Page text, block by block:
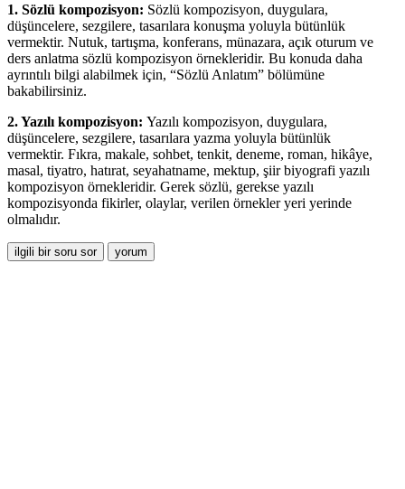
1. Sözlü kompozisyon: Sözlü kompozisyon, duygulara,
düşüncelere, sezgilere, tasarılara konuşma yoluyla bütünlük
vermektir. Nutuk, tartışma, konferans, münazara, açık oturum ve
ders anlatma sözlü kompozisyon örnekleridir. Bu konuda daha
ayrıntılı bilgi alabilmek için, “Sözlü Anlatım” bölümüne
bakabilirsiniz.
2. Yazılı kompozisyon: Yazılı kompozisyon, duygulara,
düşüncelere, sezgilere, tasarılara yazma yo­luyla bütünlük
vermektir. Fıkra, makale, sohbet, tenkit, deneme, roman, hikâye,
masal, tiyatro, hatı­rat, seyahatname, mektup, şiir biyografi yazılı
kompozisyon örnekleridir. Gerek sözlü, gerekse yazılı
kompozisyonda fikirler, olaylar, verilen örnekler yeri yerinde
olmalıdır.